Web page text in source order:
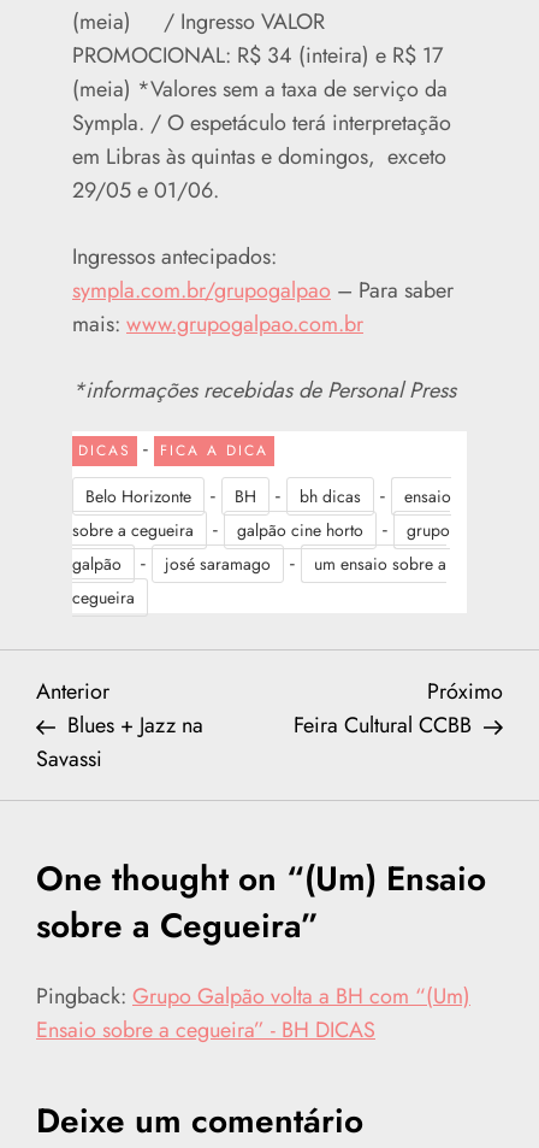
(meia) / Ingresso VALOR
PROMOCIONAL: R$ 34 (inteira) e R$ 17
(meia) *Valores sem a taxa de serviço da
Sympla. / O espetáculo terá interpretação
em Libras às quintas e domingos, exceto
29/05 e 01/06.
Ingressos antecipados:
sympla.com.br/grupogalpao – Para saber
mais: www.grupogalpao.com.br
*informações recebidas de Personal Press
DICAS - FICA A DICA
Belo Horizonte - BH - bh dicas -
ensaio
sobre a cegueira
- galpão cine horto -
grupo
galpão
- josé saramago -
um ensaio sobre a
cegueira
N
a
v
e
g
a
ç
ã
Previous
Post
Anterior
Blues + Jazz na
Savassi
Post
Próximo
Feira Cultural CCBB
One thought on “(Um) Ensaio
sobre a Cegueira”
Pingback: Grupo Galpão volta a BH com “(Um)
Ensaio sobre a cegueira” - BH DICAS
Deixe um comentário